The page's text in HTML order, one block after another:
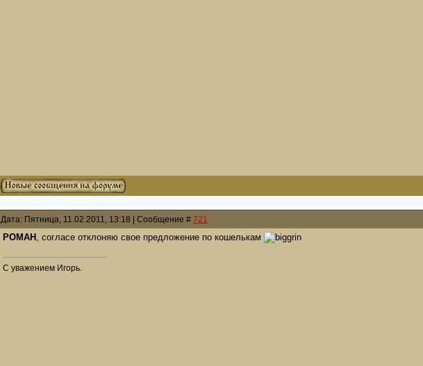
Дата: Пятница, 11.02.2011, 13:18 | Сообщение # 721
РОМАН , согласе отклоняю свое предложение по кошелькам
С уважением Игорь.